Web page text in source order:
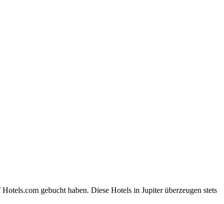
gebucht haben. Diese Hotels in Jupiter überzeugen stets